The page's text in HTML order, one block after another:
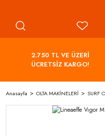
2.750 TL VE ÜZERİ
ÜCRETSİZ KARGO!
Anasayfa OLTA MAKİNELERİ SURF